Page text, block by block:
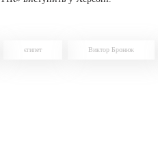
єгипет Виктор Бронюк